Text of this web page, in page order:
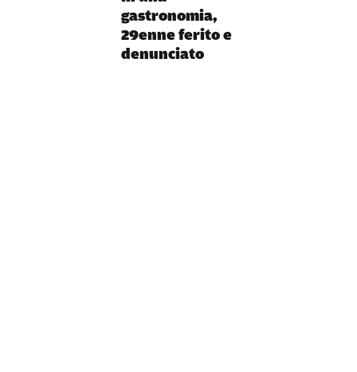
gastronomia,
29enne ferito e
denunciato